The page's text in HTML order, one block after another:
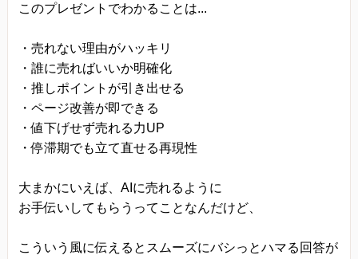
このプレゼントでわかることは...
・売れない理由がハッキリ
・誰に売ればいいか明確化
・推しポイントが引き出せる
・ページ改善が即できる
・値下げせず売れる力UP
・停滞期でも立て直せる再現性
大まかにいえば、AIに売れるように
お手伝いしてもらうってことなんだけど、
こういう風に伝えるとスムーズにバシっとハマる回答が